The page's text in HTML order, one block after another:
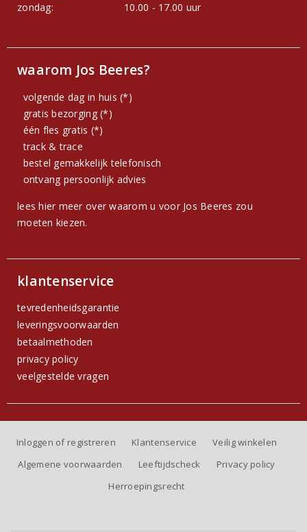
zondag:
10.00 - 17.00 uur
waarom Jos Beeres?
volgende dag in huis (*)
gratis bezorging (*)
één fles gratis (*)
track & trace
bestel gemakkelijk telefonisch
ontvang persoonlijk advies
lees hier meer over waarom u voor Jos Beeres zou
moeten kiezen.
klantenservice
tevredenheidsgarantie
leveringsvoorwaarden
betaalmethoden
privacy policy
veelgestelde vragen
Inloggen of registreren Klantenservice
Veilig winkelen
Algemene voorwaarden
Leeftijdscheck
Privacy policy
Herroepingsrecht